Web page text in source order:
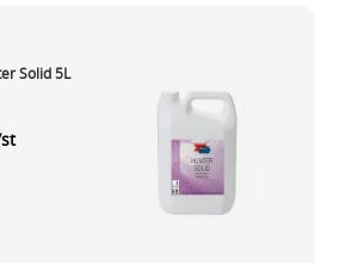
Solid 5L